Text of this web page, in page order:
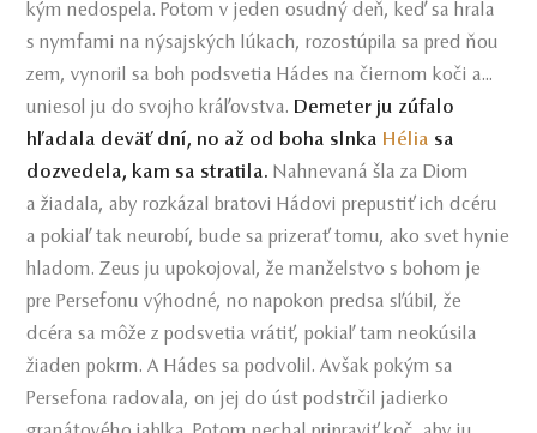
kým nedospela. Potom v jeden osudný deň, keď sa hrala
s nymfami na nýsajských lúkach, rozostúpila sa pred ňou
zem, vynoril sa boh podsvetia Hádes na čiernom koči a...
uniesol ju do svojho kráľovstva. Demeter ju zúfalo
hľadala deväť dní, no až od boha slnka Hélia sa
dozvedela, kam sa stratila. Nahnevaná šla za Diom
a žiadala, aby rozkázal bratovi Hádovi prepustiť ich dcéru
a pokiaľ tak neurobí, bude sa prizerať tomu, ako svet hynie
hladom. Zeus ju upokojoval, že manželstvo s bohom je
pre Persefonu výhodné, no napokon predsa sľúbil, že
dcéra sa môže z podsvetia vrátiť, pokiaľ tam neokúsila
žiaden pokrm. A Hádes sa podvolil. Avšak pokým sa
Persefona radovala, on jej do úst podstrčil jadierko